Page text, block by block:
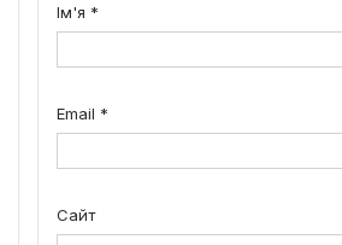
Ім'я *
Email *
Сайт